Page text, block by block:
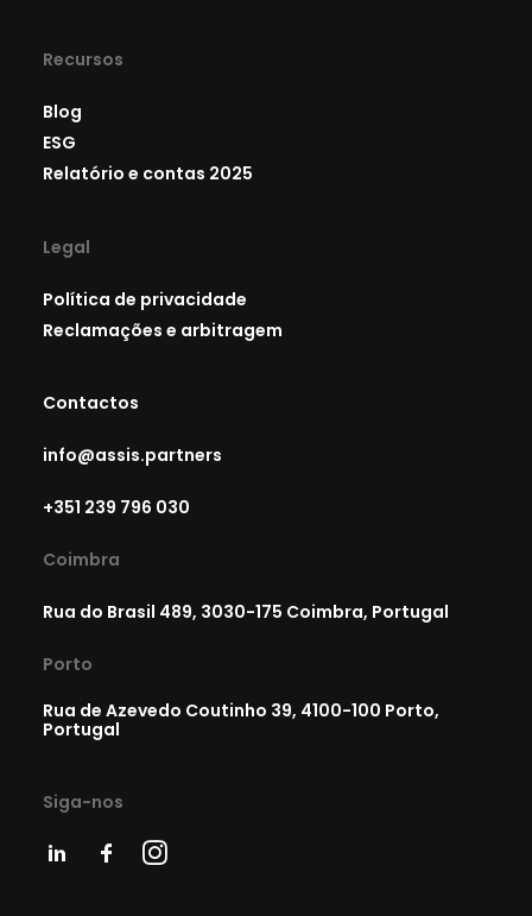
Recursos
Blog
ESG
Relatório e contas 2025
Legal
Política de privacidade
Reclamações e arbitragem
Contactos
info@assis.partners
+351 239 796 030
Coimbra
Rua do Brasil 489, 3030-175 Coimbra, Portugal
Porto
Rua de Azevedo Coutinho 39, 4100-100 Porto,
Portugal
Siga-nos